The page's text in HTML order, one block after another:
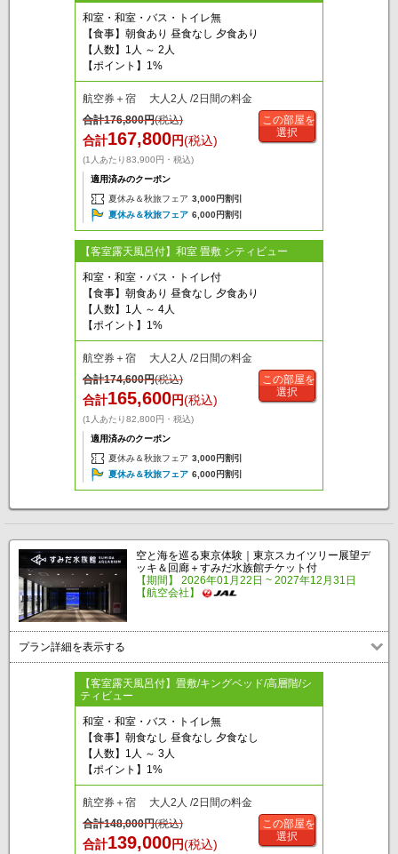
和室・和室・バス・トイレ無
【食事】朝食あり 昼食なし 夕食あり
【人数】1人 ～ 2人
【ポイント】1%
航空券＋宿 大人2人 /2日間の料金
合計176,800円(税込)
合計167,800円(税込)
(1人あたり83,900円・税込)
適用済みのクーポン
夏休み＆秋旅フェア 3,000円割引
夏休み＆秋旅フェア 6,000円割引
この部屋を
選択
【客室露天風呂付】和室 畳敷 シティビュー
和室・和室・バス・トイレ付
【食事】朝食あり 昼食なし 夕食あり
【人数】1人 ～ 4人
【ポイント】1%
航空券＋宿 大人2人 /2日間の料金
合計174,600円(税込)
合計165,600円(税込)
(1人あたり82,800円・税込)
適用済みのクーポン
夏休み＆秋旅フェア 3,000円割引
夏休み＆秋旅フェア 6,000円割引
この部屋を
選択
空と海を巡る東京体験｜東京スカイツリー展望デ
ッキ＆回廊＋すみだ水族館チケット付
【期間】 2026年01月22日 ~ 2027年12月31日
【航空会社】
プラン詳細を表示する
【客室露天風呂付】畳敷/キングベッド/高層階/シ
ティビュー
和室・和室・バス・トイレ無
【食事】朝食なし 昼食なし 夕食なし
【人数】1人 ～ 3人
【ポイント】1%
航空券＋宿 大人2人 /2日間の料金
合計148,000円(税込)
合計139,000円(税込)
この部屋を
選択